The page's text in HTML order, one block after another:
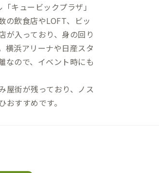
キュービックプラザ」
の飲食店やLOFT、ビッ
が入っており、身の回り
横浜アリーナや日産スタ
なので、イベント時にも
屋街が残っており、ノス
すすめです。